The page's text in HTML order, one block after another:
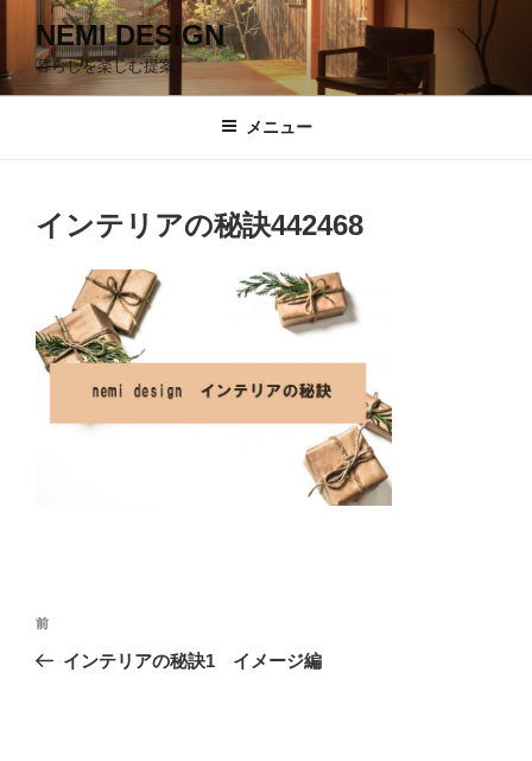
テ
ン
NEMI DESIGN
暮らしを楽しむ提案
メニュー
インテリアの秘訣442468
投
前
の
前
インテリアの秘訣1 イメージ編